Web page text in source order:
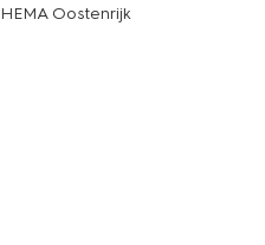
HEMA Oostenrijk